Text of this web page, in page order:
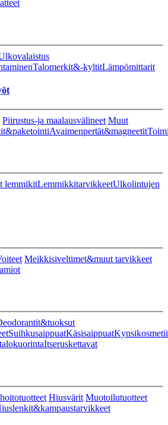
Talomerkit&-kyltitLämpömittarit
Piirustus-ja maalausvälineet Muut
Avaimenpertät&magneetit
lemmikitLemmikkitarvikkeetUlkolintujen
Meikkisiveltimet&muut tarvikkeet
SuihkusaippuatKäsisaippuat
Itseruskettavat
Hiusvärit Muotoilutuotteet